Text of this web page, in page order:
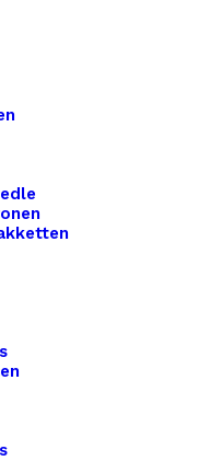
aan
aan verlanglijst